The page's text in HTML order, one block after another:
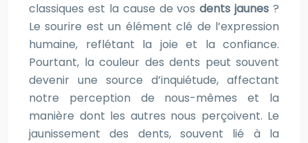
classiques est la cause de vosdents jaunes ?
Le sourire est un élément clé de l’expression
humaine, reflétant la joie et la confiance.
Pourtant, la couleur des dents peut souvent
devenir une source d’inquiétude, affectant
notre perception de nous-mêmes et la
manière dont les autres nous perçoivent. Le
jaunissement des dents, souvent lié à la